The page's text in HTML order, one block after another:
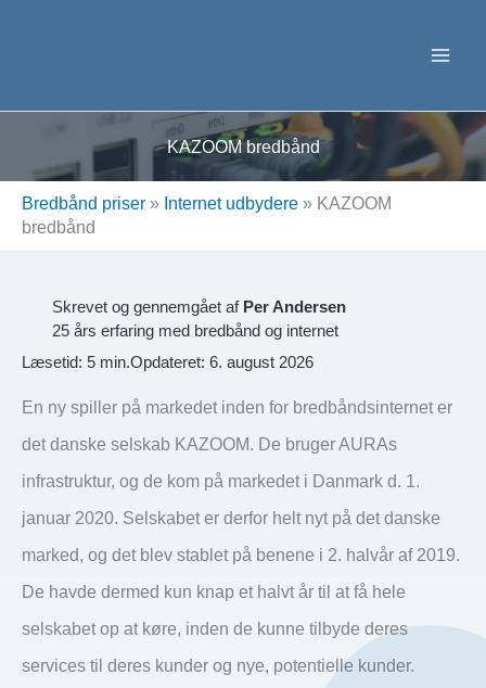
KAZOOM bredbånd
Bredbånd priser » Internet udbydere » KAZOOM
bredbånd
Skrevet og gennemgået af Per Andersen
25 års erfaring med bredbånd og internet
Læsetid: 5 min.Opdateret: 6. august 2026
En ny spiller på markedet inden for bredbåndsinternet er
det danske selskab KAZOOM. De bruger AURAs
infrastruktur, og de kom på markedet i Danmark d. 1.
januar 2020. Selskabet er derfor helt nyt på det danske
marked, og det blev stablet på benene i 2. halvår af 2019.
De havde dermed kun knap et halvt år til at få hele
selskabet op at køre, inden de kunne tilbyde deres
services til deres kunder og nye, potentielle kunder.